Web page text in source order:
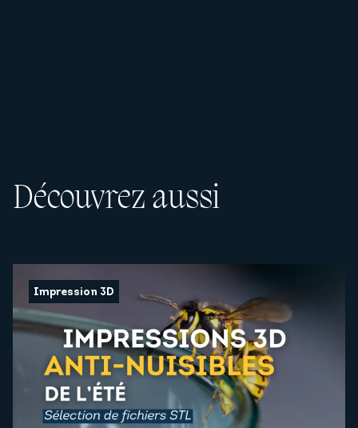
Découvrez aussi
Impression 3D